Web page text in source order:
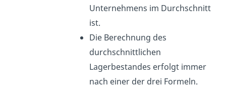
Unternehmens im Durchschnitt
ist.
Die Berechnung des
durchschnittlichen
Lagerbestandes erfolgt immer
nach einer der drei Formeln.